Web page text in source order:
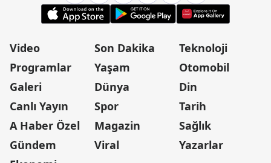
Video
Programlar
Galeri
Canlı Yayın
A Haber Özel
Gündem
Son Dakika
Yaşam
Dünya
Spor
Magazin
Viral
Teknoloji
Otomobil
Din
Tarih
Sağlık
Yazarlar